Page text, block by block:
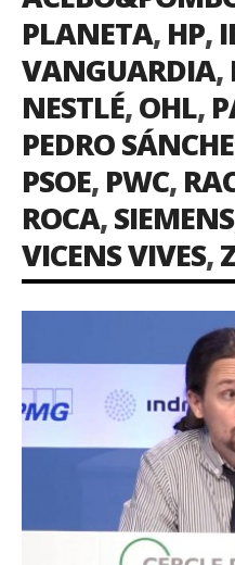
PLANETA, HP,
VANGUARDIA,
NESTLÉ,OHL,
PEDRO
PSOE, PWC,
ROCA,SIEMENS
VICENS VIVES,